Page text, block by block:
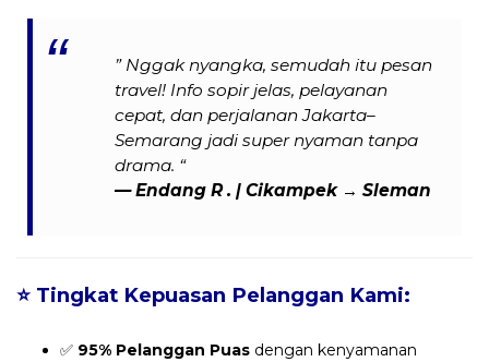
” Nggak nyangka, semudah itu pesan
travel! Info sopir jelas, pelayanan
cepat, dan perjalanan Jakarta–
Semarang jadi super nyaman tanpa
drama. “
— Endang R . | Cikampek → Sleman
⭐ Tingkat Kepuasan Pelanggan Kami:
✅ 95% Pelanggan Puas dengan kenyamanan